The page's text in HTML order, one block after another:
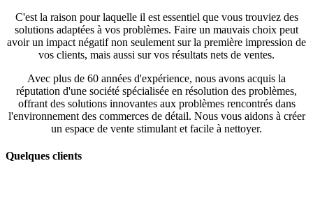
C'est la raison pour laquelle il est essentiel que vous trouviez des
solutions adaptées à vos problèmes. Faire un mauvais choix peut
avoir un impact négatif non seulement sur la première impression de
vos clients, mais aussi sur vos résultats nets de ventes.
Avec plus de 60 années d'expérience, nous avons acquis la
réputation d'une société spécialisée en résolution des problèmes,
offrant des solutions innovantes aux problèmes rencontrés dans
l'environnement des commerces de détail. Nous vous aidons à créer
un espace de vente stimulant et facile à nettoyer.
Quelques clients